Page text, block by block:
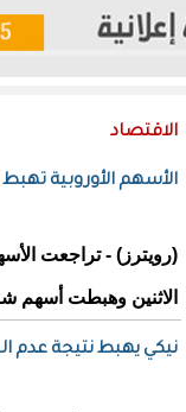
الاقتصاد
الأسهم الأوروبية
(رويترز) - تراجعت
الاثنين وهبطت أسهم
نيكي يهبط نتيجة عدم